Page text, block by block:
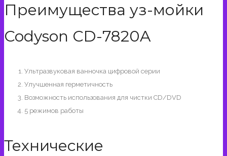
Преимущества уз-мойки
Codyson CD-7820A
Ультразвуковая ванночка цифровой серии
Улучшенная герметичность
Возможность использования для чистки CD/DVD
5 режимов работы
Технические